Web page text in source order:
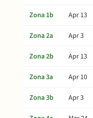
Zona 1b
Apr 13
Zona 2a
Apr 3
Zona 2b
Apr 13
Zona 3a
Apr 10
Zona 3b
Apr 3